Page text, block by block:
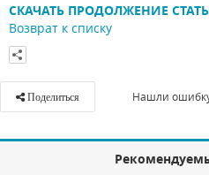
СКАЧАТЬ ПРОДОЛЖЕНИЕ
Возврат к списку
Поделиться Нашли